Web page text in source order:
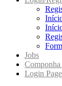
Jobs
Login Page